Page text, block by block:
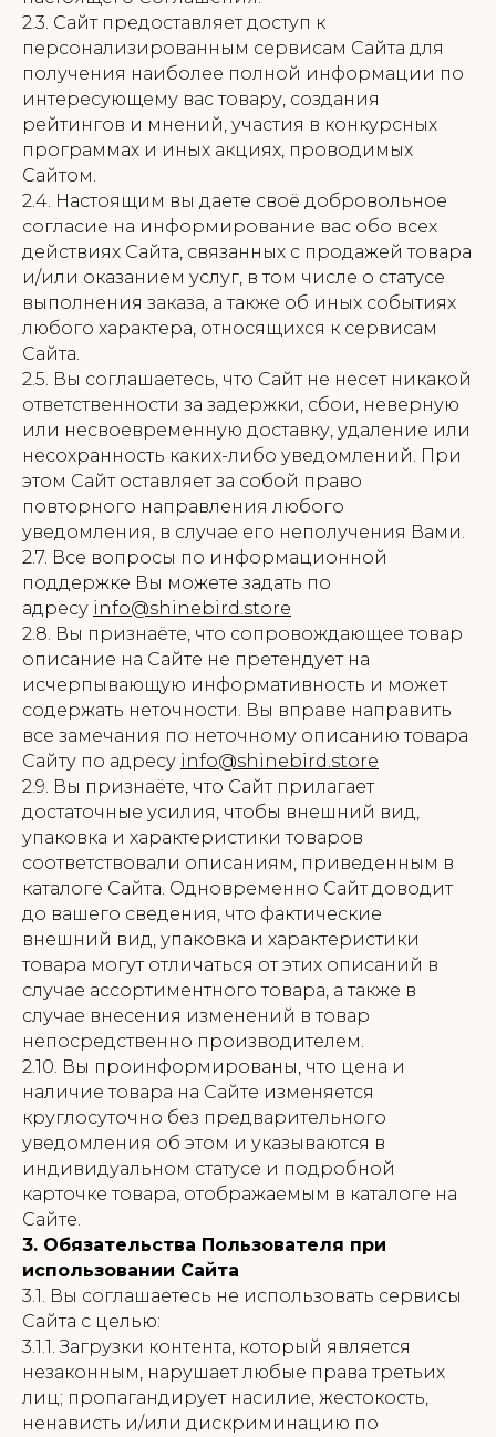
2.3. Сайт предоставляет доступ к
персонализированным сервисам Сайта для
получения наиболее полной информации по
интересующему вас товару, создания
рейтингов и мнений, участия в конкурсных
программах и иных акциях, проводимых
Сайтом.
2.4. Настоящим вы даете своё добровольное
согласие на информирование вас обо всех
действиях Сайта, связанных с продажей товара
и/или оказанием услуг, в том числе о статусе
выполнения заказа, а также об иных событиях
любого характера, относящихся к сервисам
Сайта.
2.5. Вы соглашаетесь, что Сайт не несет никакой
ответственности за задержки, сбои, неверную
или несвоевременную доставку, удаление или
несохранность каких-либо уведомлений. При
этом Сайт оставляет за собой право
повторного направления любого
уведомления, в случае его неполучения Вами.
2.7. Все вопросы по информационной
поддержке Вы можете задать по
адресу info@shinebird.store
2.8. Вы признаёте, что сопровождающее товар
описание на Сайте не претендует на
исчерпывающую информативность и может
содержать неточности. Вы вправе направить
все замечания по неточному описанию товара
Сайту по адресу info@shinebird.store
2.9. Вы признаёте, что Сайт прилагает
достаточные усилия, чтобы внешний вид,
упаковка и характеристики товаров
соответствовали описаниям, приведенным в
каталоге Сайта. Одновременно Сайт доводит
до вашего сведения, что фактические
внешний вид, упаковка и характеристики
товара могут отличаться от этих описаний в
случае ассортиментного товара, а также в
случае внесения изменений в товар
непосредственно производителем.
2.10. Вы проинформированы, что цена и
наличие товара на Сайте изменяется
круглосуточно без предварительного
уведомления об этом и указываются в
индивидуальном статусе и подробной
карточке товара, отображаемым в каталоге на
Сайте.
3. Обязательства Пользователя при
использовании Сайта
3.1. Вы соглашаетесь не использовать сервисы
Сайта с целью:
3.1.1. Загрузки контента, который является
незаконным, нарушает любые права третьих
лиц; пропагандирует насилие, жестокость,
ненависть и/или дискриминацию по